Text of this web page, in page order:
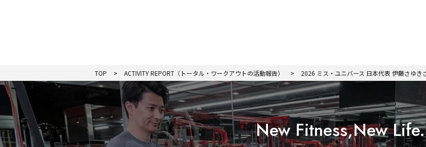
TOP ACTIVITY REPORT（トータル・ワークアウトの活動報告） 2026 ミス・ユニバース 日本代表 伊藤さゆき
New Fitness,New Life.